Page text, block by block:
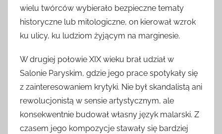
wielu twórców wybierało bezpieczne tematy
historyczne lub mitologiczne, on kierował wzrok
ku ulicy, ku ludziom żyjącym na marginesie.
W drugiej połowie XIX wieku brał udział w
Salonie Paryskim, gdzie jego prace spotykały się
z zainteresowaniem krytyki. Nie był skandalistą ani
rewolucjonistą w sensie artystycznym, ale
konsekwentnie budował własny język malarski. Z
czasem jego kompozycje stawały się bardziej